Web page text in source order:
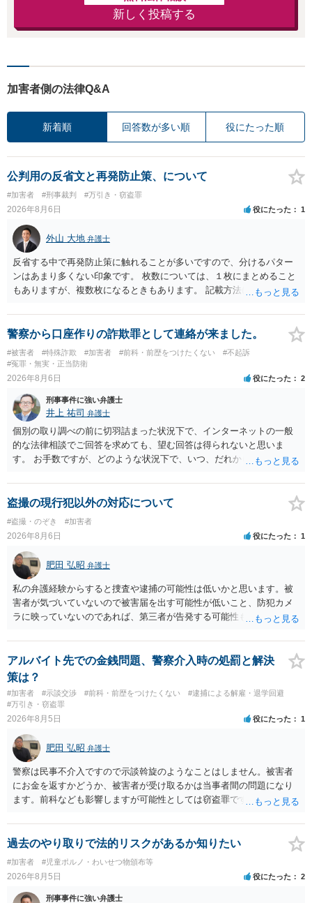
新しく投稿する
加害者側の法律Q&A
新着順 回答数が多い順 役にたった順
公判用の反省文と再発防止策、について
#加害者 #刑事裁判 #万引き・窃盗罪
2026年8月6日 役にたった 1
外山 大地 弁護士
反省する中で再発防止策に触れることが多いですので、分けるパター
ンはあまり多くない印象です。 枚数については、１枚にまとめること
もありますが、複数枚になるときもあります。 記載方法については、
います。 したがいまして、いずれも良いかと考えます。
警察から口座作りの詐欺罪として連絡が来ました。
#被害者 #特殊詐欺 #加害者 #前科・前歴をつけたくない
#不起訴
#冤罪・無実・正当防衛
2026年8月6日 役にたった 2
刑事事件に強い弁護士
井上 祐司 弁護士
個別の取り調べの前に切羽詰まった状況下で、インターネットの一般
的な法律相談でご回答を求めても、望む回答は得られないと思いま
す。 お手数ですが、どのような状況下で、いつ、だれからどのような
の程度だと聞いているのかということについて、お近くで詳細な法律
相談を受けられたうえで対処方法を探された方がよいと思われます。
一般論でいえば、任意取り調べの場合、ＩＣレコーダーを持参して取
り調べ内容を録音することは必須だと考えます。
盗撮の現行犯以外の対応について
#盗撮・のぞき #加害者
2026年8月6日 役にたった 1
肥田 弘昭 弁護士
私の弁護経験からすると捜査や逮捕の可能性は低いかと思います。被
害者が気づいていないので被害届を出す可能性が低いこと、防犯カメ
ラに映っていないのであれば、第三者が告発する可能性も低いこと、
座る女性を盗撮(全体像写真1枚と5秒程度の動画)してしまいました。下
着や胸など強調したものではありません。」とありますが、少なくと
も捜査段階では性的姿態等撮影罪の被疑事実で逮捕勾留されるケース
が私の弁護経験では多くなった印象です（最終的には不起訴ないし各
都道府県の迷惑防止条例違反になることもあります）。2度としないこ
とをお勧めいたします。ご参考にしてください。
アルバイト先での金銭問題、警察介入時の処罰と解決
策は？
#加害者 #示談交渉 #前科・前歴をつけたくない
#逮捕による解雇・退学回避
#万引き・窃盗罪
2026年8月5日 役にたった 1
肥田 弘昭 弁護士
警察は民事不介入ですので示談斡旋のようなことはしません。被害者
にお金を返すかどうか、被害者が受け取るかは当事者間の問題になり
ます。前科なども影響しますが可能性としては窃盗罪ですので、逮捕
過去のやり取りで法的リスクがあるか知りたい
#加害者 #児童ポルノ・わいせつ物頒布等
2026年8月5日 役にたった 2
刑事事件に強い弁護士